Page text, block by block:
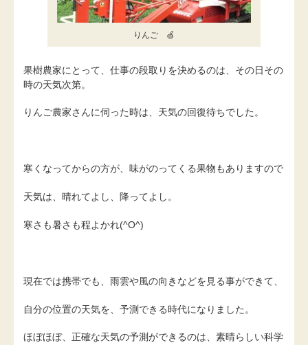
りんご 🍏
果樹農家にとって、仕事の段取りを決めるのは、その日その
時の天気次第。
りんご農家さんに伺った時は、天気の回復待ちでした。
寒くなってからの方が、味がのってくる果物もありますので
天気は、晴れてよし、降ってよし。
寒さも暑さも程よかれ(^O^)
現在では携帯でも、雨雲や風の向きなどを見る事ができて、
自分の位置の天気を、予測できる時代になりました。
ほぼほぼ、正確な天気の予測ができるのは、素晴らしい科学